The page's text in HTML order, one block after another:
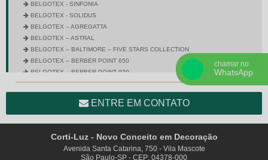
BELGOTEX - SINFONIA
BELGOTEX - SOLIDUS
BELGOTEX – AGREGATTA
BELGOTEX – ASTRAL
BELGOTEX – BALTIMORE – FIVE STARS COLLECTION
BELGOTEX – BERBER POINT 650
BELGOTEX – BERBER POINT 920
BELGOTEX – BRAVO
BELGOTEX – COLORSTONE
BELGOTEX – ENTRADA
BELGOTEX – EQUINOX
ENTRE EM CONTATO
Corti-Luz - Novo Conceito em Decoração
Avenida Santa Catarina, 750 - Vila Mascote
São Paulo-SP - CEP: 04378-000
chamar no
WhatsApp